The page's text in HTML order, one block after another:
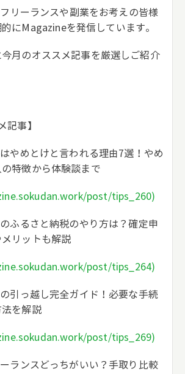
リーランスや副業をお考えの皆様
にMagazineを発信しています。
月のオススメ記事を厳選しご紹介
記事】
やめとけと言われる理由7選！やめ
特徴から体験談まで
post/tips_260)
ふるさと納税のやり方は？確定申
リットも解説
post/tips_264)
引っ越し完全ガイド！必要な手続
を解説
post/tips_269)
ランスどっちがいい？手取り比較